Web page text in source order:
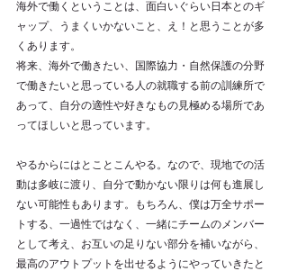
海外で働くということは、面白いぐらい日本とのギ
ャップ、うまくいかないこと、え！と思うことが多
くあります。
将来、海外で働きたい、国際協力・自然保護の分野
で働きたいと思っている人の就職する前の訓練所で
あって、自分の適性や好きなもの見極める場所であ
ってほしいと思っています。
やるからにはとことこんやる。なので、現地での活
動は多岐に渡り、自分で動かない限りは何も進展し
ない可能性もあります。もちろん、僕は万全サポー
トする、一過性ではなく、一緒にチームのメンバー
として考え、お互いの足りない部分を補いながら、
最高のアウトプットを出せるようにやっていきたと